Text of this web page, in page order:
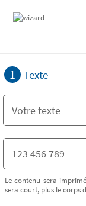
1 Texte
Le contenu sera
sera court, plus le corps